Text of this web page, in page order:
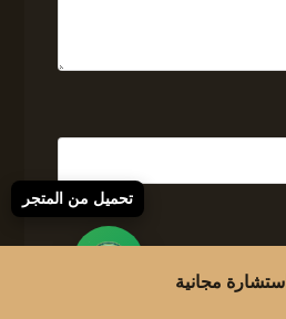
استشارة مجانية
تحميل من المتجر